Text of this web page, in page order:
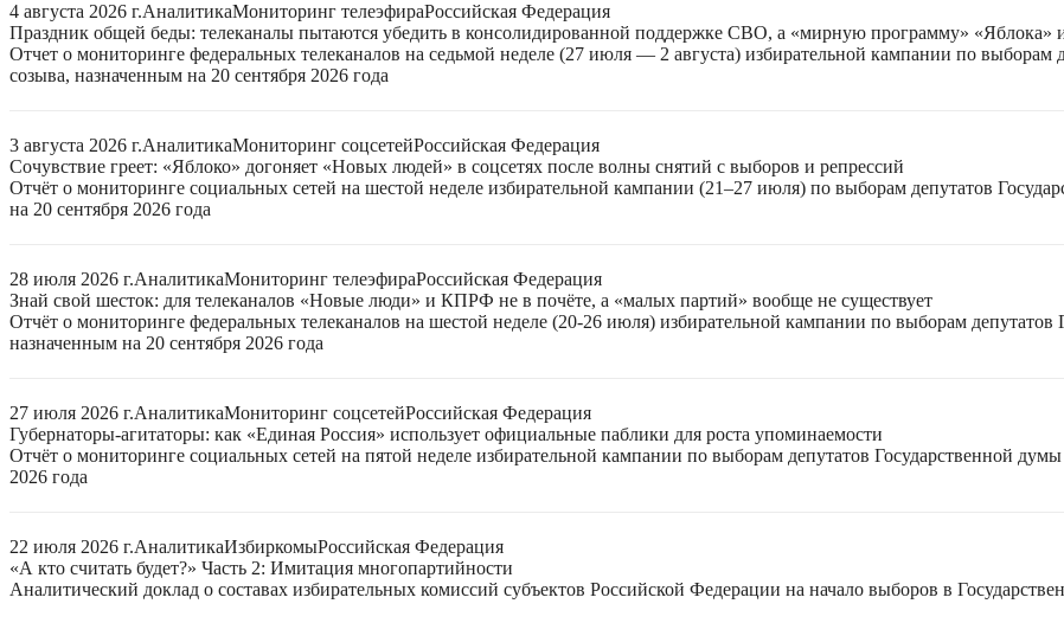
4 августа 2026 г.АналитикаМониторинг телеэфираРоссийская Федерация
Праздник общей беды: телеканалы пытаются убедить в консолидированной поддержке СВО, а «мирную программу» «Яблока»
Отчет о мониторинге федеральных телеканалов на седьмой неделе (27 июля — 2 августа) избирательной кампании по
созыва, назначенным на 20 сентября 2026 года
3 августа 2026 г.АналитикаМониторинг соцсетейРоссийская Федерация
Сочувствие греет: «Яблоко» догоняет «Новых людей» в соцсетях после волны снятий с выборов и репрессий
Отчёт о мониторинге социальных сетей на шестой неделе избирательной кампании (21–27 июля) по выборам депутатов
на 20 сентября 2026 года
28 июля 2026 г.АналитикаМониторинг телеэфираРоссийская Федерация
Знай свой шесток: для телеканалов «Новые люди» и КПРФ не в почёте, а «малых партий» вообще не существует
Отчёт о мониторинге федеральных телеканалов на шестой неделе (20-26 июля) избирательной кампании по выборам
назначенным на 20 сентября 2026 года
27 июля 2026 г.АналитикаМониторинг соцсетейРоссийская Федерация
Губернаторы-агитаторы: как «Единая Россия» использует официальные паблики для роста упоминаемости
Отчёт о мониторинге социальных сетей на пятой неделе избирательной кампании по выборам депутатов Государственной
2026 года
22 июля 2026 г.АналитикаИзбиркомыРоссийская Федерация
«А кто считать будет?» Часть 2: Имитация многопартийности
Аналитический доклад о составах избирательных комиссий субъектов Российской Федерации на начало выборов в